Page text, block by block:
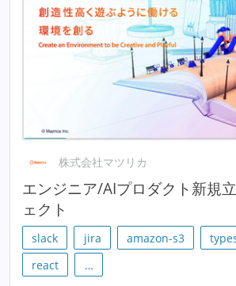
株式会社マツリカ
エンジニア/AIプロダクト新規
ェクト
slack jira amazon-s3
react
…